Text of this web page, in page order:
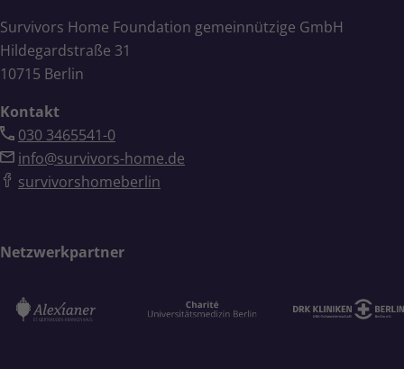
Survivors Home Foundation gemeinnützige GmbH
Hildegardstraße 31
10715 Berlin
Kontakt
030 3465541-0
info@survivors-home.de
survivorshomeberlin
Netzwerkpartner